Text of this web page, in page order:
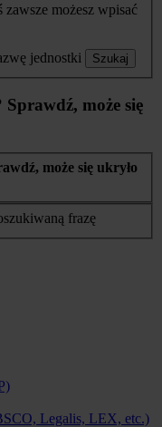
zawsze możesz wpisać
jednostki Szukaj
Sprawdź, może się
może się ukryło
frazę
Legalis, LEX, etc.)